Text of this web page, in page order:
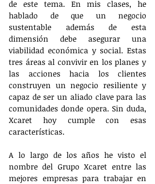
de este tema. En mis clases, he
hablado de que un negocio
sustentable además de esta
dimensión debe asegurar una
viabilidad económica y social. Estas
tres áreas al convivir en los planes y
las acciones hacia los clientes
construyen un negocio resiliente y
capaz de ser un aliado clave para las
comunidades donde opera. Sin duda,
Xcaret hoy cumple con esas
características.
A lo largo de los años he visto el
nombre del Grupo Xcaret entre las
mejores empresas para trabajar en